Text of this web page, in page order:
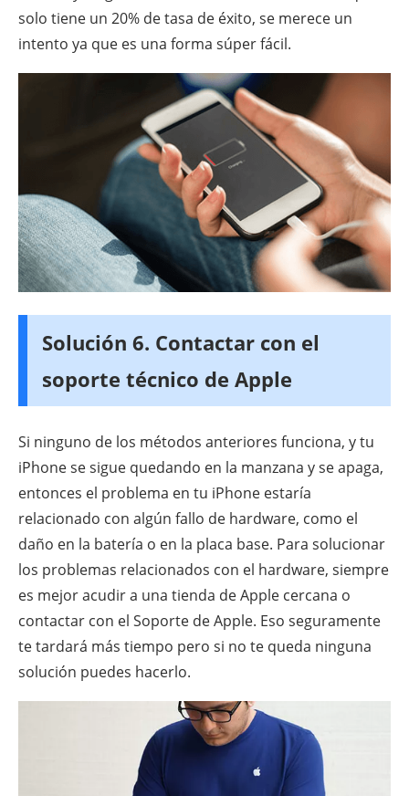
solo tiene un 20% de tasa de éxito, se merece un
intento ya que es una forma súper fácil.
Solución 6. Contactar con el
soporte técnico de Apple
Si ninguno de los métodos anteriores funciona, y tu
iPhone se sigue quedando en la manzana y se apaga,
entonces el problema en tu iPhone estaría
relacionado con algún fallo de hardware, como el
daño en la batería o en la placa base. Para solucionar
los problemas relacionados con el hardware, siempre
es mejor acudir a una tienda de Apple cercana o
contactar con el Soporte de Apple. Eso seguramente
te tardará más tiempo pero si no te queda ninguna
solución puedes hacerlo.